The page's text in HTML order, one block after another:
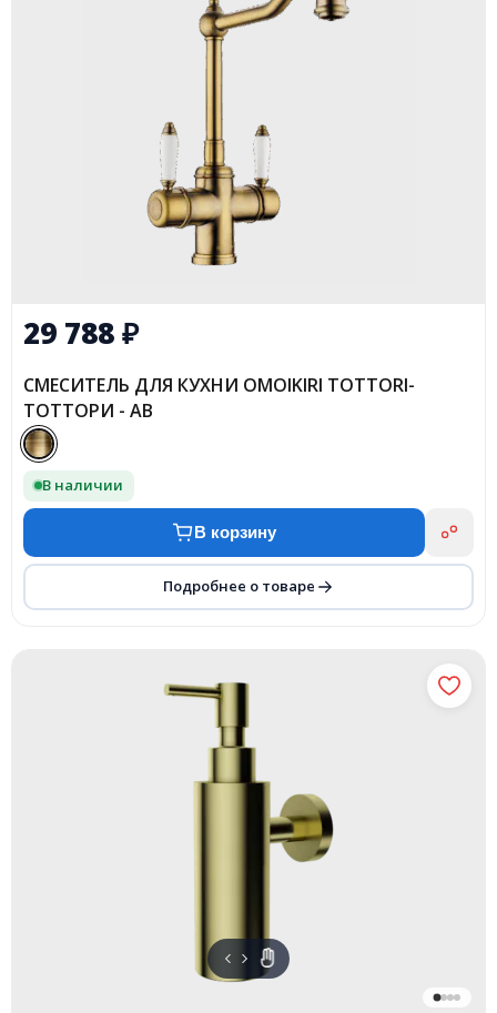
29 788₽
СМЕСИТЕЛЬ ДЛЯ КУХНИ OMOIKIRI TOTTORI-
ТОТТОРИ - AB
В наличии
В корзину
Подробнее о товаре